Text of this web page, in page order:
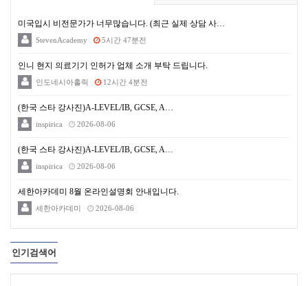
미국입시 비전문가가 너무많습니다. (최근 실제 상담 사…
StevenAcademy 5시간 47분전
인니 현지 의료기기 인허가 업체 소개 부탁 드립니다.
인도네시아홀릭 12시간 4분전
(한국 스타 강사진)A-LEVEL/IB, GCSE, A…
inspirica 2026-08-06
(한국 스타 강사진)A-LEVEL/IB, GCSE, A…
inspirica 2026-08-06
세한아카데미 8월 온라인설명회 안내입니다.
세한아카데미 2026-08-06
인기검색어